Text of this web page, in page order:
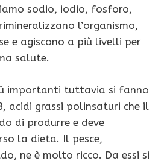
sodio, iodio, fosforo,
l’organismo,
e agiscono a più livelli per
salute.
importanti tuttavia si fanno
acidi grassi polinsaturi che il
di produrre e deve
la dieta. Il pesce,
ne è molto ricco. Da essi si